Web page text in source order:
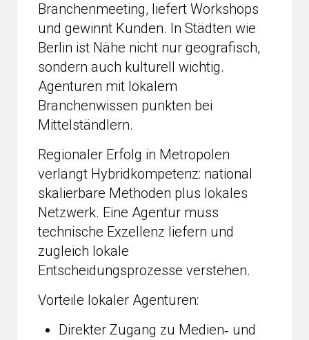
Branchenmeeting, liefert Workshops
und gewinnt Kunden. In Städten wie
Berlin ist Nähe nicht nur geografisch,
sondern auch kulturell wichtig.
Agenturen mit lokalem
Branchenwissen punkten bei
Mittelständlern.
Regionaler Erfolg in Metropolen
verlangt Hybridkompetenz: national
skalierbare Methoden plus lokales
Netzwerk. Eine Agentur muss
technische Exzellenz liefern und
zugleich lokale
Entscheidungsprozesse verstehen.
Vorteile lokaler Agenturen:
Direkter Zugang zu Medien‑ und